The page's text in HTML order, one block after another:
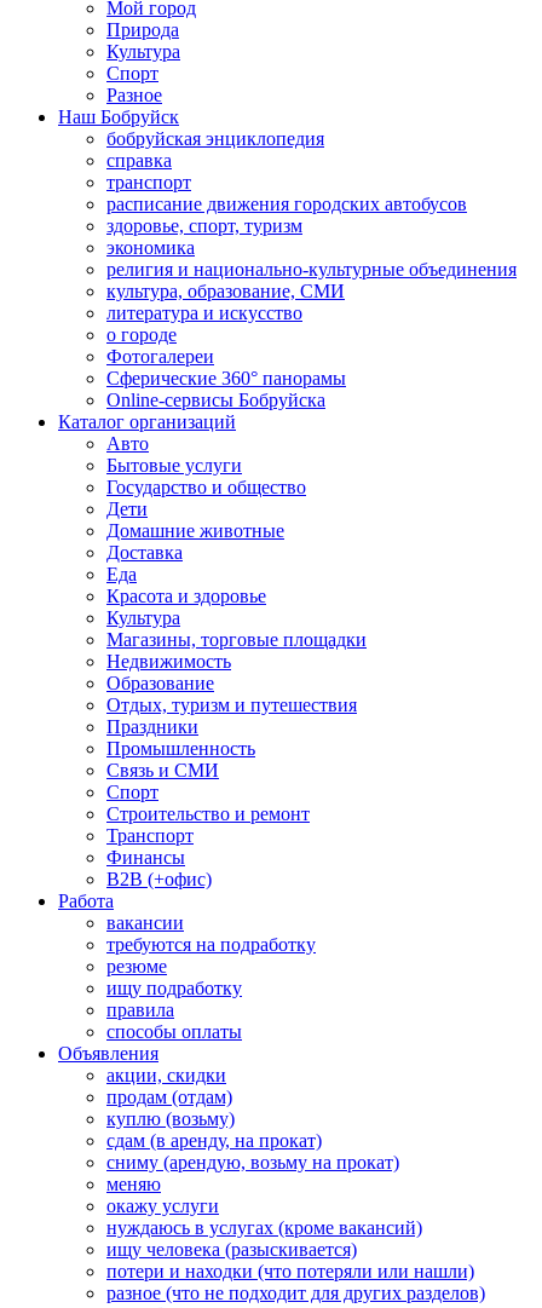
Мой город
Природа
Культура
Спорт
Разное
Наш Бобруйск
бобруйская энциклопедия
справка
транспорт
расписание движения городских автобусов
здоровье, спорт, туризм
экономика
религия и национально-культурные объединения
культура, образование, СМИ
литература и искусство
о городе
Фотогалереи
Сферические 360° панорамы
Online-сервисы Бобруйска
Каталог организаций
Авто
Бытовые услуги
Государство и общество
Дети
Домашние животные
Доставка
Еда
Красота и здоровье
Культура
Магазины, торговые площадки
Недвижимость
Образование
Отдых, туризм и путешествия
Праздники
Промышленность
Связь и СМИ
Спорт
Строительство и ремонт
Транспорт
Финансы
B2B (+офис)
Работа
вакансии
требуются на подработку
резюме
ищу подработку
правила
способы оплаты
Объявления
акции, скидки
продам (отдам)
куплю (возьму)
сдам (в аренду, на прокат)
сниму (арендую, возьму на прокат)
меняю
окажу услуги
нуждаюсь в услугах (кроме вакансий)
ищу человека (разыскивается)
потери и находки (что потеряли или нашли)
разное (что не подходит для других разделов)